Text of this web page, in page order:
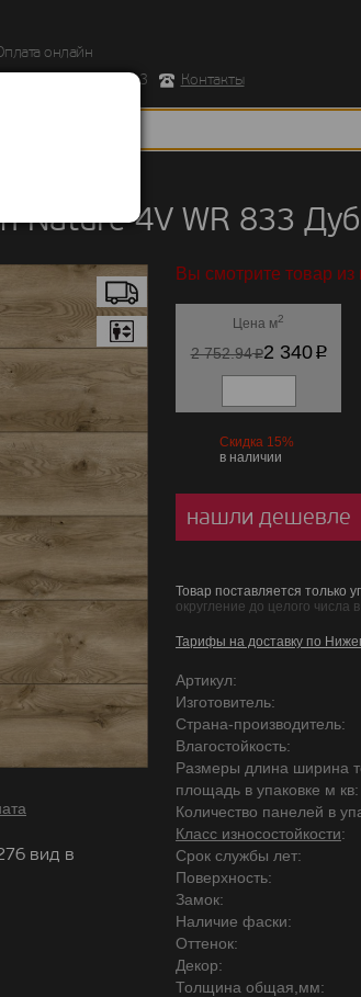
онлайн
д.43 корпус 3
Контакты
Nature 4V WR 833
вид в
Вы смотрите товар
Цена м2
2 752.94p2 340p
Скидка 15%
в наличии
нашли дешевле
Товар поставляется только
округление до целого числа
Тарифы на доставку по
Артикул:
Изготовитель:
Страна-производитель:
Влагостойкость:
Размеры длина ширина
площадь в упаковке м кв:
Количество панелей в
Класс износостойкости:
Срок службы лет:
Поверхность:
Замок:
Наличие фаски:
Оттенок:
Декор:
Толщина общая,мм: